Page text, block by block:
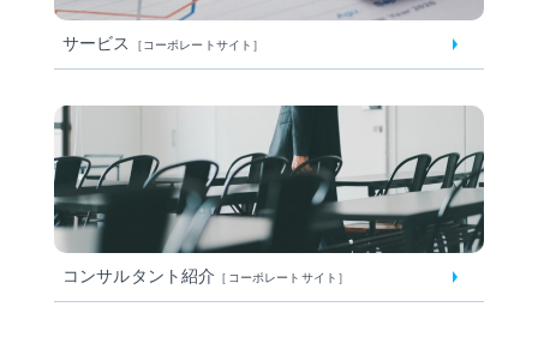
サービス ［コーポレートサイト］
コンサルタント紹介 ［コーポレートサイト］